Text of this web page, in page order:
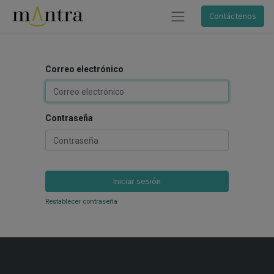
Contáctenos
Correo electrónico
Contraseña
Iniciar sesión
Restablecer contraseña